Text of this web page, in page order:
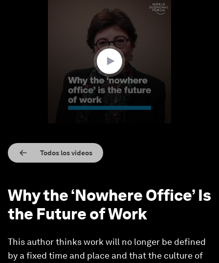
Todos los videos
Why the ‘Nowhere Office’ Is
the Future of Work
This author thinks work will no longer be defined
by a fixed time and place and that the culture of